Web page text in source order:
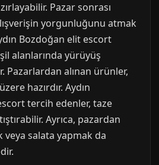
Pazar sonrası
yorgunluğunu atmak
Bozdoğan elit escort
alanlarında yürüyüş
Pazarlardan alınan ürünler,
hazırdır. Aydın
tercih edenler, taze
Ayrıca, pazardan
veya salata yapmak da